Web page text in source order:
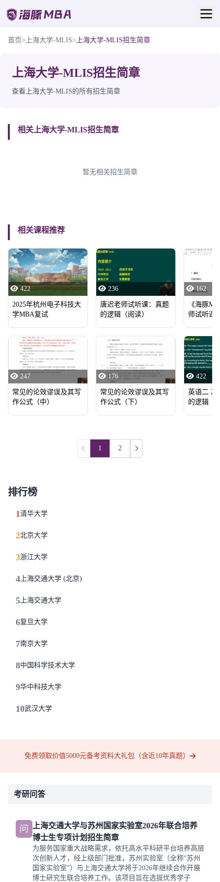
首页> 上海大学-MLIS> 上海大学-MLIS招生简章
上海大学-MLIS招生简章
查看上海大学-MLIS的所有招生简章
相关上海大学-MLIS招生简章
暂无相关招生简章
相关课程推荐
422
2025年杭州电子科技大
学MBA复试
236
唐迟老师试听课：真题
的逻辑（阅读）
162
《海豚
师试听课
247
常见的论效谬误及其写
作公式（中）
176
常见的论效谬误及其写
作公式（下）
422
英语二
的逻辑（
上一页
1 2
下一页
排行榜
1清华大学
2北京大学
3浙江大学
4 上海交通大学 (北京)
5 上海交通大学
6复旦大学
7南京大学
8中国科学技术大学
9华中科技大学
10武汉大学
免费领取价值5000元备考资料大礼包（含近10年真题）
考研问答
问
上海交通大学与苏州国家实验室2026年联合培养
博士生专项计划招生简章
为服务国家重大战略需求，依托高水平科研平台培养高层
次创新人才，经上级部门批准，苏州实验室（全称“苏州
国家实验室”）与上海交通大学将于2026年继续合作开展
博士研究生联合培养工作。该项目旨在选拔优秀学子